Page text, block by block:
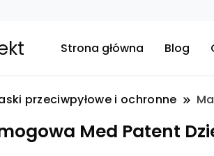
Strona główna Blog
przeciwpyłowe i ochronne
Med Patent